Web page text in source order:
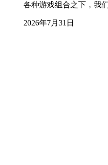
各种游戏组合之下，我
2026年7月31日